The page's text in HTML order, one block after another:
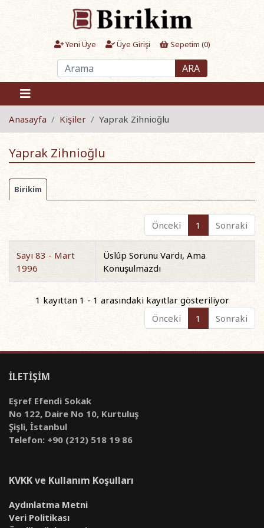
Yeni Üye Üye Girişi Sepetim (0)
ARA
Anasayfa Kişiler Yaprak Zihnioğlu
Yaprak Zihnioğlu
Birikim
Önceki 1 Sonraki
Sayı 83 - Mart
1996
Üslûp Sorunu Vardı, Ama
Konuşulmazdı
1 kayıttan 1 - 1 arasındaki kayıtlar gösteriliyor
Önceki
1 Sonraki
İLETİŞİM
Eşref Efendi Sokak
No 122, Daire No 10, Kurtuluş
Şişli, İstanbul
Telefon: +90 (212) 518 19 86
KVKK ve Kullanım Koşulları
Aydınlatma Metni
Veri Politikası